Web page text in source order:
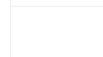
bestseller v novém balení.